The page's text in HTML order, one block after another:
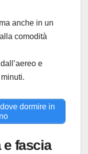
anche in un
comodità
e
dormire in
e fascia